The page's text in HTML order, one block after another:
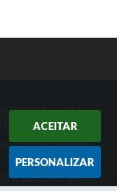
ACEITAR
PERSONALIZAR
19 44 ou 156
0123
| CEP: 09015-
as 18:45he